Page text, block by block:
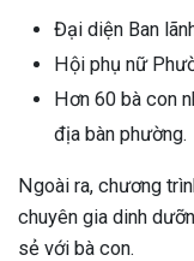
Đại diện Ban
Hội phụ nữ
Hơn 60 bà con
địa bàn phường.
Ngoài ra, chương
chuyên gia dinh
sẻ với bà con.